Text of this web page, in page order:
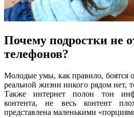
Почему подростки не
телефонов?
Молодые умы, как правило, боятся
реальной жизни никого рядом нет,
Также интернет полон тон
контента, не весь контент
представлена маленькими